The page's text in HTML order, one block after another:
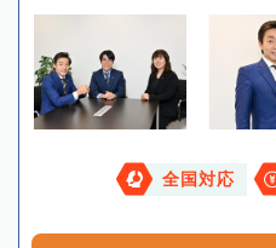
全国対応